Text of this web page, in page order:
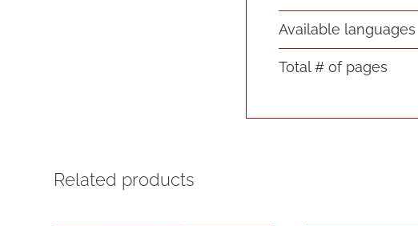
Available languages
Total # of pages
Related products